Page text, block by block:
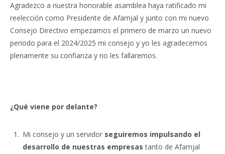
Agradezco a nuestra honorable asamblea haya ratificado mi
reelección como Presidente de Afamjal y junto con mi nuevo
Consejo Directivo empezamos el primero de marzo un nuevo
periodo para el 2024/2025 mi consejo y yo les agradecemos
plenamente su confianza y no les fallaremos.
¿Qué viene por delante?
Mi consejo y un servidor seguiremos impulsando el
desarrollo de nuestras empresas tanto de Afamjal